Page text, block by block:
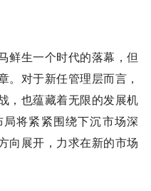
鲜生一个时代的落幕，但
。对于新任管理层而言，
，也蕴藏着无限的发展机
将紧紧围绕下沉市场深
向展开，力求在新的市场